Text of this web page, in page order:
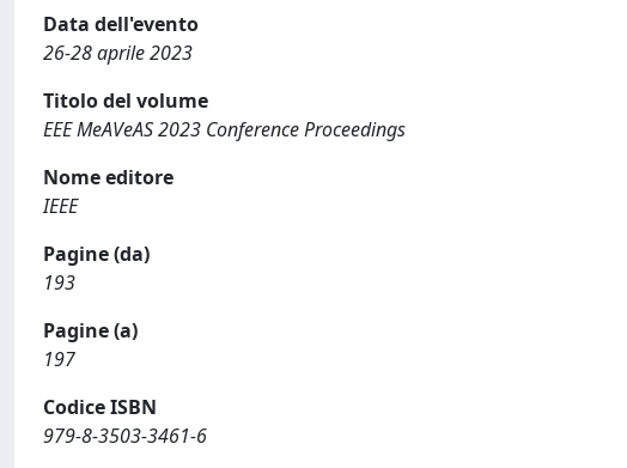
Data dell'evento
26-28 aprile 2023
Titolo del volume
EEE MeAVeAS 2023 Conference Proceedings
Nome editore
IEEE
Pagine (da)
193
Pagine (a)
197
Codice ISBN
979-8-3503-3461-6